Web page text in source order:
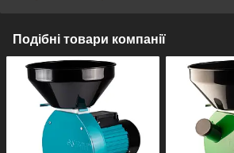
Подібні товари компанії